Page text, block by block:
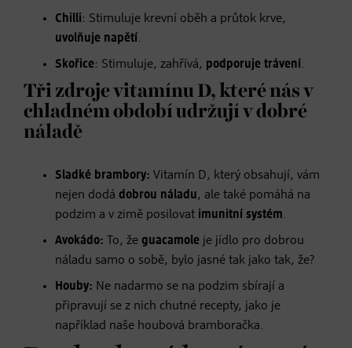
Chilli: Stimuluje krevní oběh a průtok krve,
uvolňuje napětí.
Skořice: Stimuluje, zahřívá, podporuje trávení.
Tři zdroje vitamínu D, které nás v
chladném období udržují v dobré
náladě
Sladké brambory: Vitamín D, který obsahují, vám
nejen dodá dobrou náladu, ale také pomáhá na
podzim a v zimě posilovat imunitní systém.
Avokádo: To, že guacamole je jídlo pro dobrou
náladu samo o sobě, bylo jasné tak jako tak, že?
Houby: Ne nadarmo se na podzim sbírají a
připravují se z nich chutné recepty, jako je
například naše houbová bramboračka.